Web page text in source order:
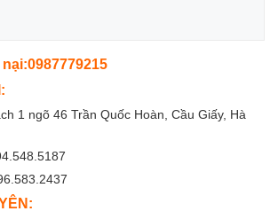
1 ngõ 46 Trần Quốc Hoàn, Cầu Giấy, Hà